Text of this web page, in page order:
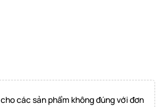
cho các sản phẩm không đúng với đơn